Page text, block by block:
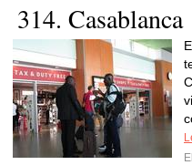
314. Casablanca